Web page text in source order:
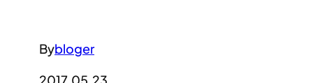
Bybloger
2017.05.23